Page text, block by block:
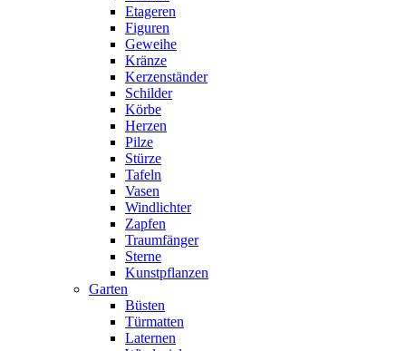
Etageren
Figuren
Geweihe
Kränze
Kerzenständer
Schilder
Körbe
Herzen
Pilze
Stürze
Tafeln
Vasen
Windlichter
Zapfen
Traumfänger
Sterne
Kunstpflanzen
Garten
Büsten
Türmatten
Laternen